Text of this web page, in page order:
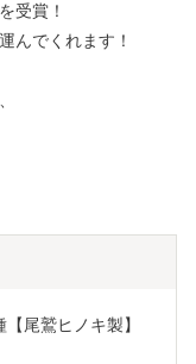
受賞！
んでくれます！